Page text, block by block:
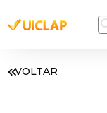
VOLTAR